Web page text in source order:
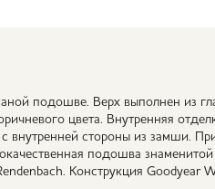
подошве. Верх выполнен из
цвета. Внутренняя
внутренней стороны из замши.
подошва
Конструкция Goodyear